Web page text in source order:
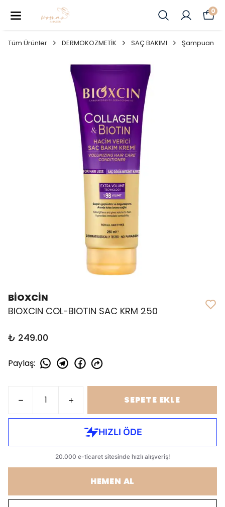
0
Tüm Ürünler DERMOKOZMETİK SAÇ BAKIMI Şampuan
BİOXCİN
BIOXCIN COL-BIOTIN SAC KRM 250
₺ 249.00
Paylaş:
SEPETE EKLE
HEMEN AL